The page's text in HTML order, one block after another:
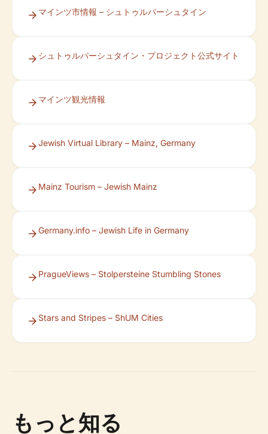
マインツ市情報 – シュトゥルパーシュタイン
シュトゥルパーシュタイン・プロジェクト公式サイト
マインツ観光情報
Jewish Virtual Library – Mainz, Germany
Mainz Tourism – Jewish Mainz
Germany.info – Jewish Life in Germany
PragueViews – Stolpersteine Stumbling Stones
Stars and Stripes – ShUM Cities
もっと知る